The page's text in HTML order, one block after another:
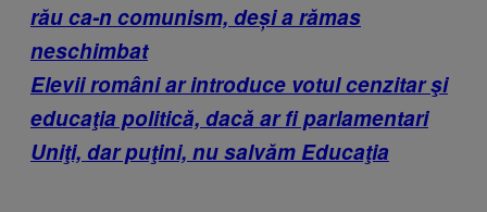
rău ca-n comunism, deși a rămas
neschimbat
Elevii români ar introduce votul cenzitar şi
educaţia politică, dacă ar fi parlamentari
Uniţi, dar puţini, nu salvăm Educaţia